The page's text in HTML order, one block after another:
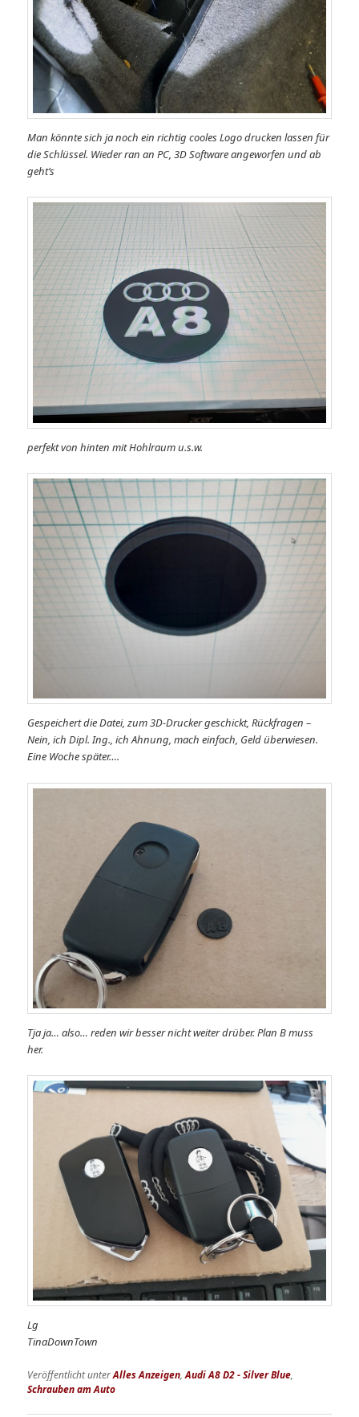
Man könnte sich ja noch ein richtig cooles Logo drucken lassen für
die Schlüssel. Wieder ran an PC, 3D Software angeworfen und ab
geht’s
perfekt von hinten mit Hohlraum u.s.w.
Gespeichert die Datei, zum 3D-Drucker geschickt, Rückfragen –
Nein, ich Dipl. Ing., ich Ahnung, mach einfach, Geld überwiesen.
Eine Woche später….
Tja ja… also… reden wir besser nicht weiter drüber. Plan B muss
her.
Lg
TinaDownTown
Veröffentlicht unterAlles Anzeigen,Audi A8 D2 - Silver Blue,
Schrauben am Auto